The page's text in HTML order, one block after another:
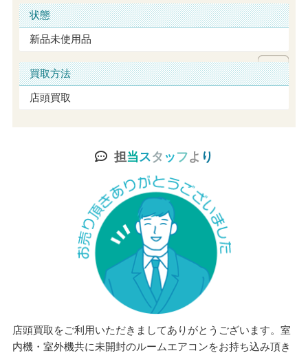
状態
新品未使用品
買取方法
店頭買取
担当スタ ッ フよ り
店頭買取をご利用いただきましてありがとうございます。室
内機・室外機共に未開封のルームエアコンをお持ち込み頂き